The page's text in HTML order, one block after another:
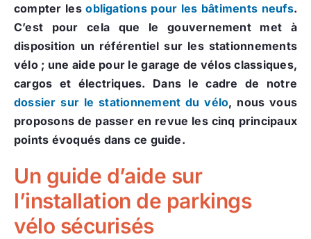
compter lesobligations pour les bâtiments neufs.
C’est pour cela que le gouvernement met à
disposition un référentiel sur les stationnements
vélo ; une aide pour le garage de vélos classiques,
cargos et électriques. Dans le cadre de notre
dossier sur le stationnement du vélo, nous vous
proposons de passer en revue les cinq principaux
points évoqués dans ce guide.
Un guide d’aide sur
l’installation de parkings
vélo sécurisés